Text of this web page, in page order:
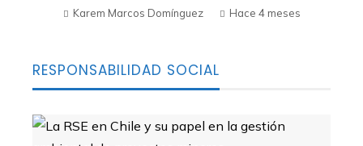
Karem Marcos Domínguez Hace 4 meses
RESPONSABILIDAD SOCIAL